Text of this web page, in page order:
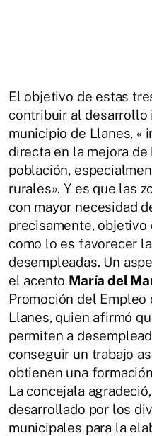
El objetivo de estas
contribuir al
municipio de Llanes, «
directa en la mejora
población,
rurales». Y es que las
con mayor necesidad
precisamente,
como lo es favorecer
desempleadas. Un
el acento María del
Promoción del
Llanes, quien afirmó
permiten a
conseguir un trabajo
obtienen una
La concejala
desarrollado por los
municipales para la